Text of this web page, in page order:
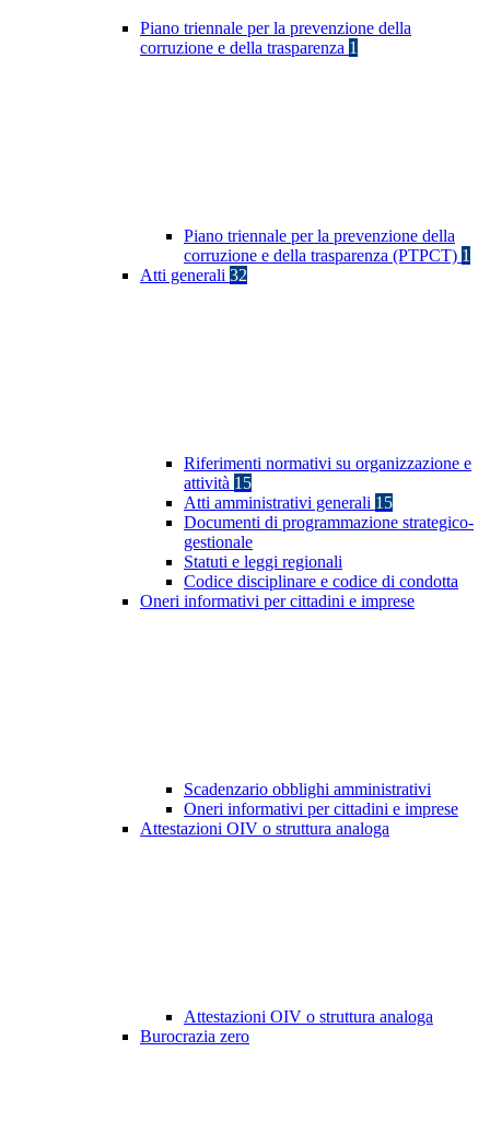
Piano triennale per la prevenzione della
corruzione e della trasparenza 1
Piano triennale per la prevenzione della
corruzione e della trasparenza (PTPCT) 1
Atti generali 32
Riferimenti normativi su organizzazione e
attività 15
Atti amministrativi generali 15
Documenti di programmazione strategico-
gestionale
Statuti e leggi regionali
Codice disciplinare e codice di condotta
Oneri informativi per cittadini e imprese
Scadenzario obblighi amministrativi
Oneri informativi per cittadini e imprese
Attestazioni OIV o struttura analoga
Attestazioni OIV o struttura analoga
Burocrazia zero